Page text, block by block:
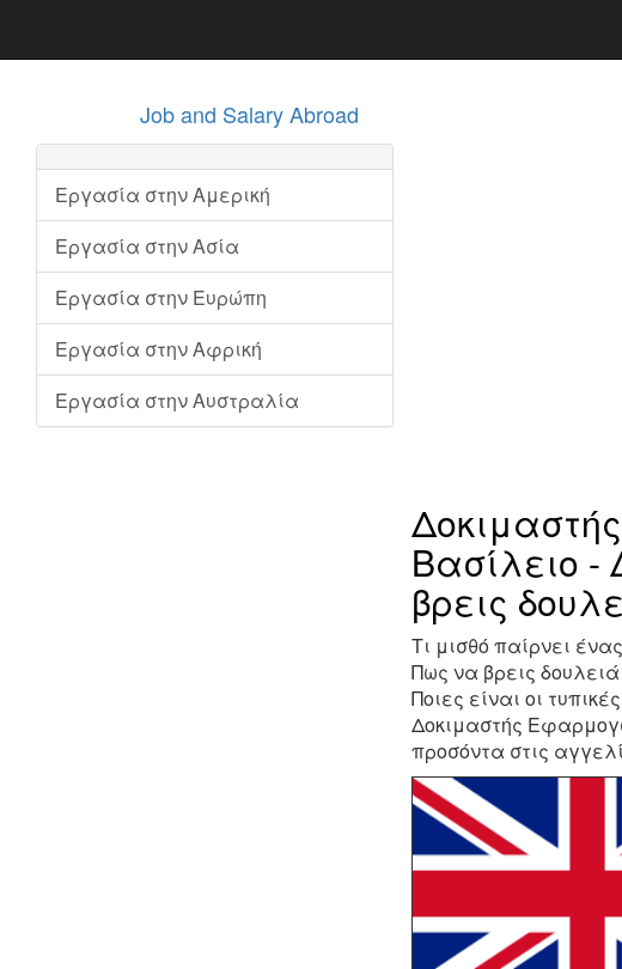
Job and Salary Abroad
Εργασία στην Αμερική
Εργασία στην Ασία
Εργασία στην Ευρώπη
Εργασία στην Αφρική
Εργασία στην Αυστραλία
Βασίλειο -
βρεις
Τι μισθό παίρνει
Πως να βρεις
Ποιες είναι οι
Δοκιμαστής
προσόντα στις